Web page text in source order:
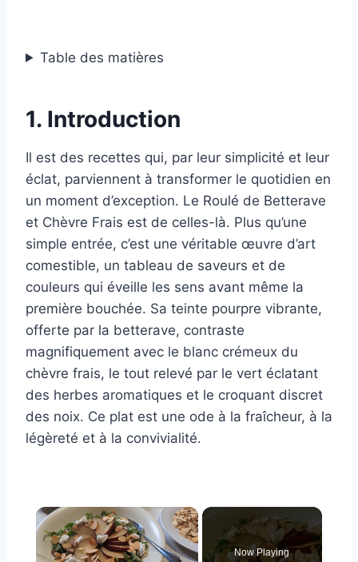
Table des matières
1. Introduction
Il est des recettes qui, par leur simplicité et leur
éclat, parviennent à transformer le quotidien en
un moment d’exception. Le Roulé de Betterave
et Chèvre Frais est de celles-là. Plus qu’une
simple entrée, c’est une véritable œuvre d’art
comestible, un tableau de saveurs et de
couleurs qui éveille les sens avant même la
première bouchée. Sa teinte pourpre vibrante,
offerte par la betterave, contraste
magnifiquement avec le blanc crémeux du
chèvre frais, le tout relevé par le vert éclatant
des herbes aromatiques et le croquant discret
des noix. Ce plat est une ode à la fraîcheur, à la
légèreté et à la convivialité.
×
Now Playing